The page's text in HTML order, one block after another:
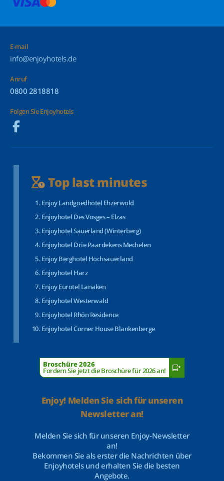
E-mail
info@enjoyhotels.de
Anruf
0800 2818818
Folgen Sie Enjoyhotels
Top last minutes
Enjoy Landgoedhotel Ehzerwold
Enjoyhotel Des Vosges – Elzas
Enjoyhotel Sauerland (Winterberg)
Enjoyhotel Drie Paardekens Mechelen
Enjoy Berghotel Hochsauerland
Enjoyhotel Harz
Enjoy Eurotel Lanaken
Enjoyhotel Westerwald
Enjoyhotel Rhön Residence
Enjoyhotel Corner House Blankenberge
Broschüre 2026
Fordern Sie jetzt die Broschüre für 2026 an!
Enjoy! Melden Sie sich für unseren
Newsletter an!
Melden Sie sich für unseren Enjoy-Newsletter
an!
Bekommen Sie als erster die Nachrichten über
Enjoyhotels und erhalten Sie die besten
Angebote.